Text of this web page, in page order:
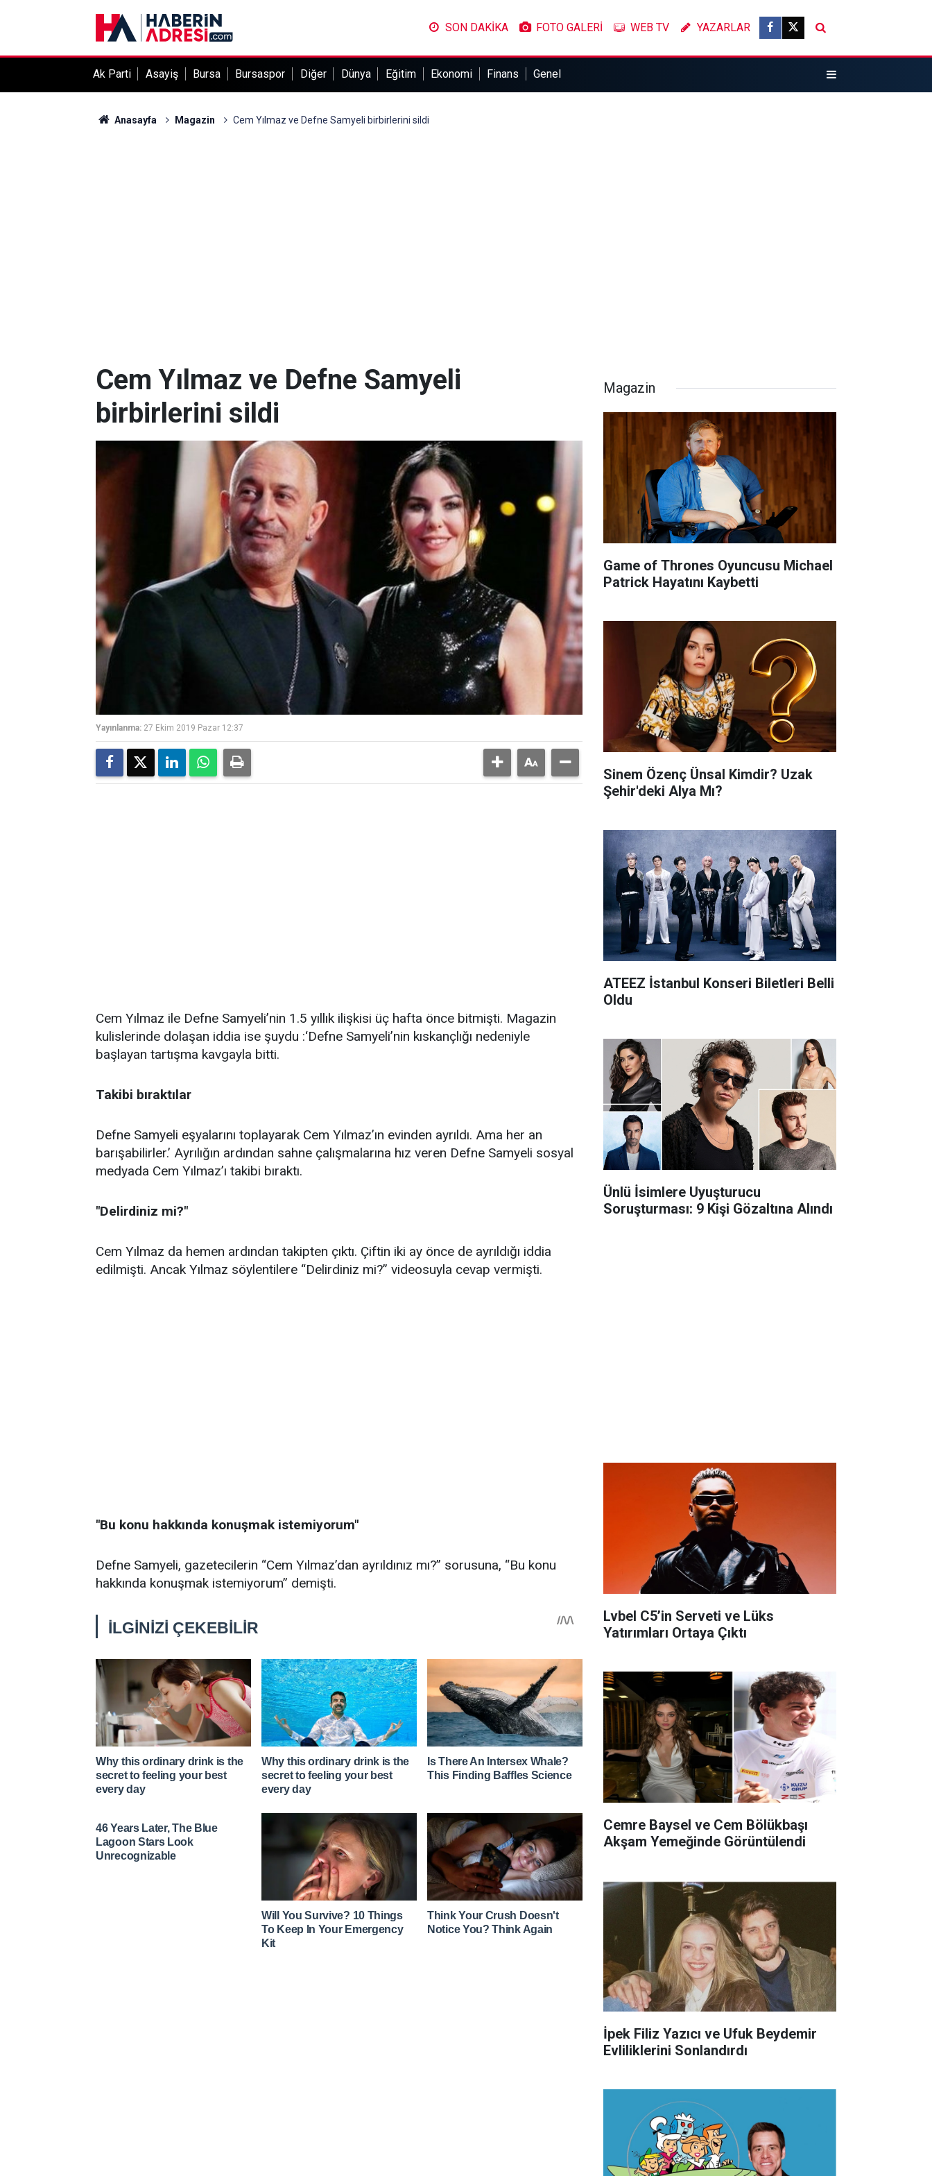
SON DAKİKA FOTO GALERİ WEB TV YAZARLAR
Ak Parti Asayiş Bursa Bursaspor Diğer Dünya Eğitim Ekonomi Finans Genel
Anasayfa Magazin Cem Yılmaz ve Defne Samyeli birbirlerini sildi
Cem Yılmaz ve Defne Samyeli
birbirlerini sildi
Yayınlanma: 27 Ekim 2019 Pazar 12:37
Cem Yılmaz ile Defne Samyeli’nin 1.5 yıllık ilişkisi üç hafta önce bitmişti. Magazin
kulislerinde dolaşan iddia ise şuydu :‘Defne Samyeli’nin kıskançlığı nedeniyle
başlayan tartışma kavgayla bitti.
Takibi bıraktılar
Defne Samyeli eşyalarını toplayarak Cem Yılmaz’ın evinden ayrıldı. Ama her an
barışabilirler.’ Ayrılığın ardından sahne çalışmalarına hız veren Defne Samyeli sosyal
medyada Cem Yılmaz’ı takibi bıraktı.
"Delirdiniz mi?"
Cem Yılmaz da hemen ardından takipten çıktı. Çiftin iki ay önce de ayrıldığı iddia
edilmişti. Ancak Yılmaz söylentilere “Delirdiniz mi?” videosuyla cevap vermişti.
"Bu konu hakkında konuşmak istemiyorum"
Defne Samyeli, gazetecilerin “Cem Yılmaz’dan ayrıldınız mı?” sorusuna, “Bu konu
hakkında konuşmak istemiyorum” demişti.
Magazin
Game of Thrones Oyuncusu Michael
Patrick Hayatını Kaybetti
Sinem Özenç Ünsal Kimdir? Uzak
Şehir'deki Alya Mı?
ATEEZ İstanbul Konseri Biletleri Belli
Oldu
Ünlü İsimlere Uyuşturucu
Soruşturması: 9 Kişi Gözaltına Alındı
Lvbel C5’in Serveti ve Lüks
Yatırımları Ortaya Çıktı
Cemre Baysel ve Cem Bölükbaşı
Akşam Yemeğinde Görüntülendi
İpek Filiz Yazıcı ve Ufuk Beydemir
Evliliklerini Sonlandırdı